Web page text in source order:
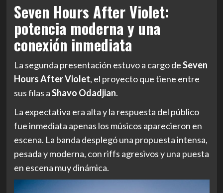
Seven Hours After Violet:
potencia moderna y una
conexión inmediata
La segunda presentación estuvo a cargo deSeven
Hours After Violet, el proyecto que tiene entre
sus filas aShavo Odadjian.
La expectativa era alta y la respuesta del público
fue inmediata apenas los músicos aparecieron en
escena. La banda desplegó una propuesta intensa,
pesada y moderna, con riffs agresivos y una puesta
en escena muy dinámica.